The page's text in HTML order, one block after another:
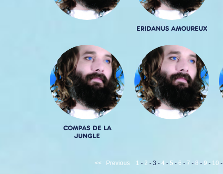
ERIDANUS AMOUREUX
COMPAS DE LA
JUNGLE
<< Previous 1 - 2 - 3 - 4 - 5 - 6 - 7 - 8 - 9 - 10